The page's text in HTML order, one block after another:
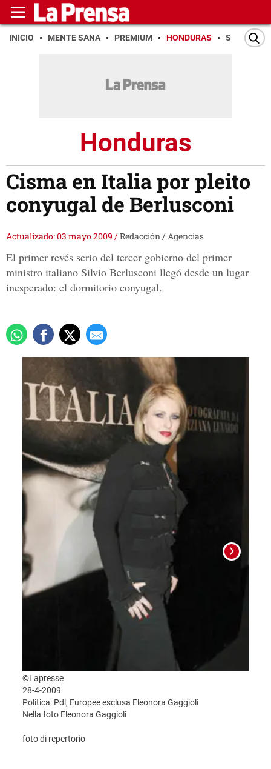
INICIO MENTE SANA PREMIUM HONDURAS SAN PEDRO
Honduras
Cisma en Italia por pleito
conyugal de Berlusconi
Actualizado: 03 mayo 2009 /Redacción / Agencias
El primer revés serio del tercer gobierno del primer
ministro italiano Silvio Berlusconi llegó desde un lugar
inesperado: el dormitorio conyugal.
©Lapresse
28-4-2009
Politica: Pdl, Europee esclusa Eleonora Gaggioli
Nella foto Eleonora Gaggioli
foto di repertorio